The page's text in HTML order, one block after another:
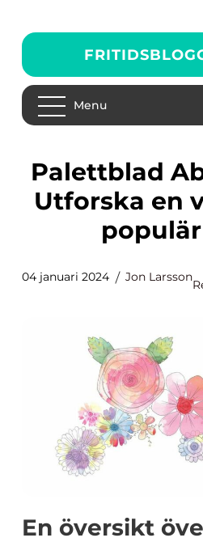
Menu
Palettblad Abbey Road:
Utforska en
04 januari 2024 Jon Larsson
En översikt